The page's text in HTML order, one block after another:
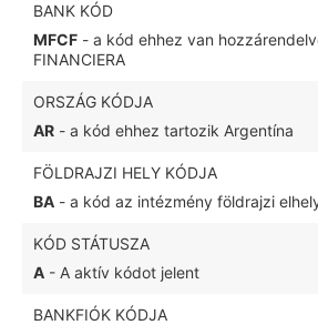
BANK KÓD
MFCF - a kód ehhez van
FINANCIERA
ORSZÁG KÓDJA
AR - a kód ehhez tartozik Argentína
FÖLDRAJZI HELY KÓDJA
BA - a kód az intézmény földrajzi
KÓD STÁTUSZA
A - A aktív kódot jelent
BANKFIÓK KÓDJA